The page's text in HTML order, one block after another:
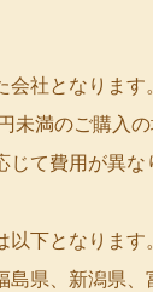
会社となりま
未満のご購入
て費用が異な
下となります。
島県、新潟県